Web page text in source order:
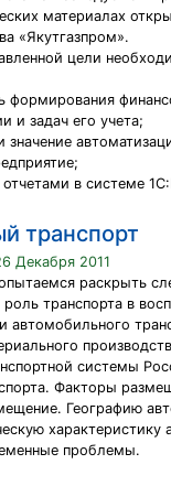
материалах
«Якутгазпром».
цели
формирования
и задач его учета;
значение
в системе
транспорт
Декабря 2011
раскрыть
транспорта в
автомобильного
системы
Факторы
Географию
характеристику
проблемы.